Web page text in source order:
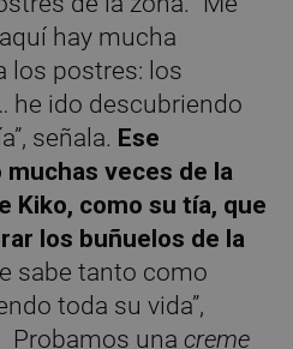
hay mucha
los postres: los
he ido descubriendo
señala. Ese
veces de la
Kiko, como su tía, que
los buñuelos de la
sabe tanto como
toda su vida”,
Probamos unacreme